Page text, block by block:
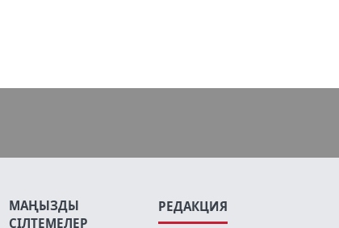
МАҢЫЗДЫ
СІЛТЕМЕЛЕР
РЕДАКЦИЯ